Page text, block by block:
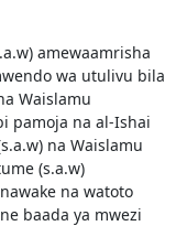
amewaamrisha
wa utulivu bila
Waislamu
pamoja na al-Ishai
na Waislamu
(s.a.w)
na watoto
baada ya mwezi